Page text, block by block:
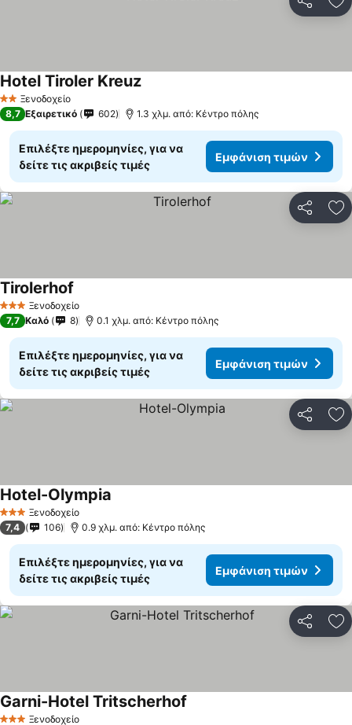
2 ΑστέριαΞενοδοχείο
Hotel Tiroler Kreuz
8,7 Εξαιρετικό 602 1.3 χλμ. από: Κέντρο πόλης
Επιλέξτε ημερομηνίες, για να
δείτε τις ακριβείς τιμές
Εμφάνιση τιμών
3 ΑστέριαΞενοδοχείο
Tirolerhof
7,7 Καλό 8 0.1 χλμ. από: Κέντρο πόλης
Επιλέξτε ημερομηνίες, για να
δείτε τις ακριβείς τιμές
Εμφάνιση τιμών
3 ΑστέριαΞενοδοχείο
Hotel-Olympia
7,4 106 0.9 χλμ. από: Κέντρο πόλης
Επιλέξτε ημερομηνίες, για να
δείτε τις ακριβείς τιμές
Εμφάνιση τιμών
Ξενοδοχείο
Garni-Hotel Tritscherhof